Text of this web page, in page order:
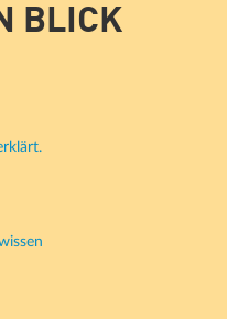
BLICK